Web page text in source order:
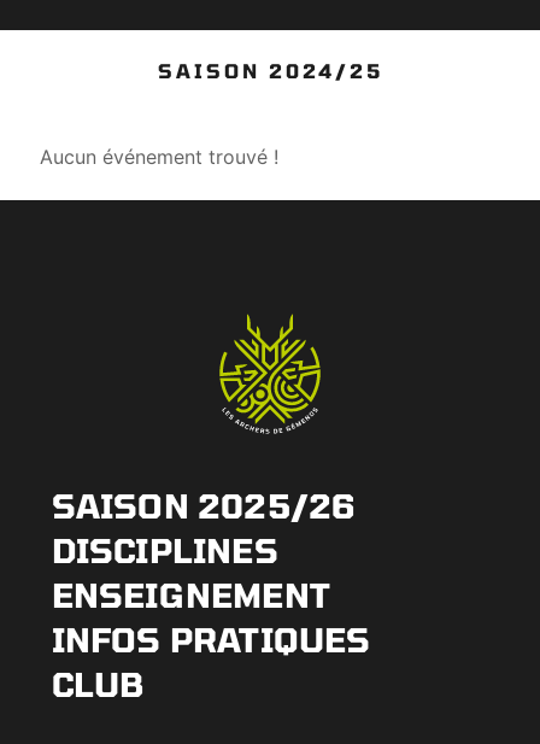
SAISON 2024/25
Aucun événement trouvé !
SAISON 2025/26
DISCIPLINES
ENSEIGNEMENT
INFOS PRATIQUES
CLUB